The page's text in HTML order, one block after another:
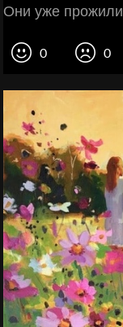
Они уже
0 0